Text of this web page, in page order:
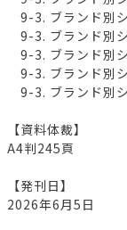
9-3. ブランド別
9-3. ブランド別
9-3. ブランド別
9-3. ブランド別
9-3. ブランド別
【資料体裁】
A4判245頁
【発刊日】
2026年6月5日